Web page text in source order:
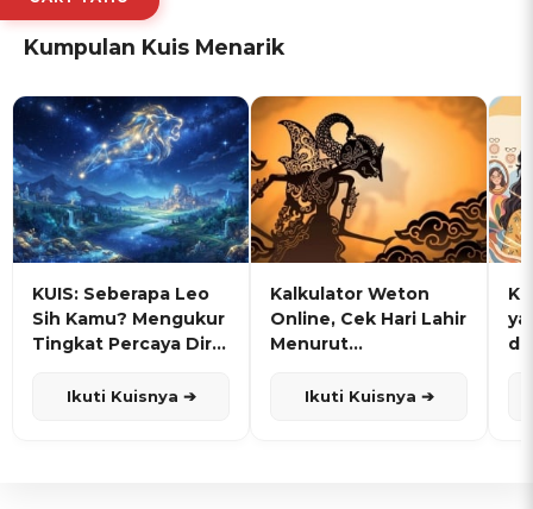
Kumpulan Kuis Menarik
KUIS: Seberapa Leo
Sih Kamu? Mengukur
Tingkat Percaya Diri
Ikuti Kuisnya ➔
Kalkulator Weton
Online, Cek Hari Lahir
Menurut
Ikuti Kuisnya ➔